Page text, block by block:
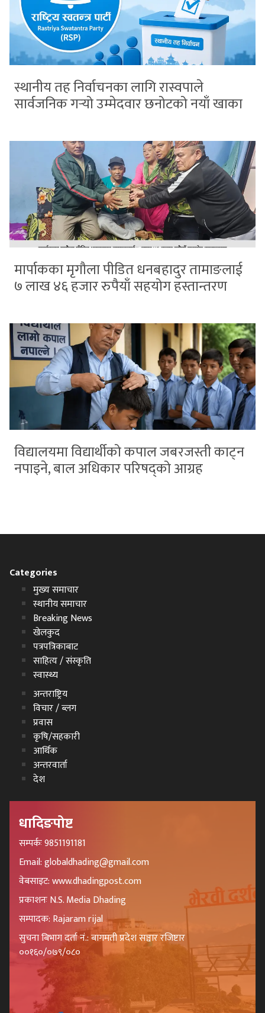
स्थानीय तह निर्वाचनका लागि रास्वपाले
सार्वजनिक गर्‍यो उम्मेदवार छनोटको नयाँ खाका
मार्पाकका मृगौला पीडित धनबहादुर तामाङलाई
७ लाख ४६ हजार रुपैयाँ सहयोग हस्तान्तरण
विद्यालयमा विद्यार्थीको कपाल जबरजस्ती काट्न
नपाइने, बाल अधिकार परिषद्को आग्रह
Categories
मुख्य समाचार
स्थानीय समाचार
Breaking News
खेलकुद
पत्रपत्रिकाबाट
साहित्य / संस्कृति
स्वास्थ्य
अन्तराष्ट्रिय
विचार / ब्लग
प्रवास
कृषि/सहकारी
आर्थिक
अन्तरवार्ता
देश
धादिङपोष्ट
सम्पर्कः 9851191181
Email: globaldhading@gmail.com
वेबसाइट: www.dhadingpost.com
प्रकाशनः N.S. Media Dhading
सम्पादक: Rajaram rijal
सुचना बिभाग दर्ता नं.: बागमती प्रदेश सञ्चार रजिष्टार
००१६०/०७९/०८०